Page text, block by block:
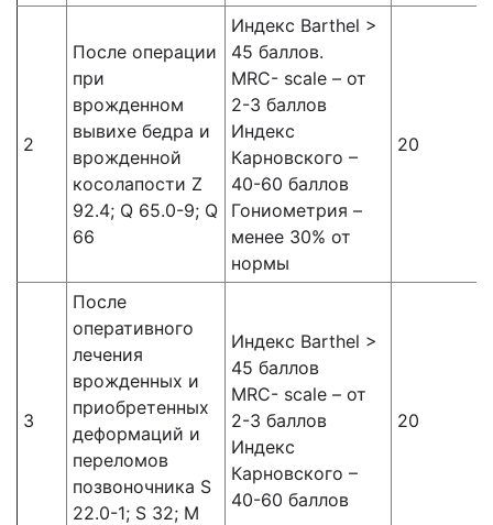
2
После операции
при
врожденном
вывихе бедра и
врожденной
косолапости Z
92.4; Q 65.0-9; Q
66
Индекс Barthel >
45 баллов.
MRC- scale – от
2-3 баллов
Индекс
Карновского –
40-60 баллов
Гониометрия –
менее 30% от
нормы
20
3
После
оперативного
лечения
врожденных и
приобретенных
деформаций и
переломов
позвоночника S
22.0-1; S 32; M
Индекс Barthel >
45 баллов
MRC- scale – от
2-3 баллов
Индекс
Карновского –
40-60 баллов
20